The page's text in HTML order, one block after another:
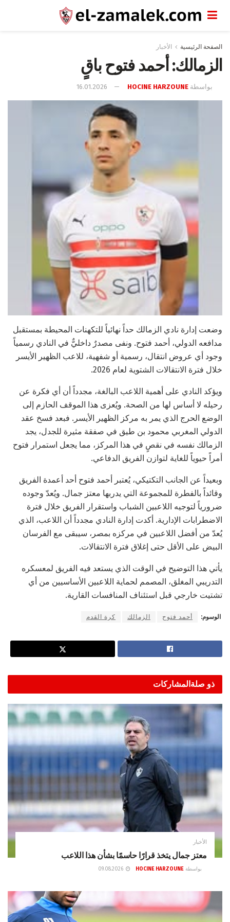
الصفحة الرئيسية الأخبار
الزمالك: أحمد فتوح باقٍ
بواسطة HOCINE HARZOUNE
16.01.2026
وضعت إدارة نادي الزمالك حداً نهائياً للتكهنات المحيطة بمستقبل
مدافعه الدولي، أحمد فتوح. ونفى مصدرٌ داخليٌّ في النادي رسمياً
وجود أي عروض انتقال، رسمية أو شفهية، للاعب الظهير الأيسر
خلال فترة الانتقالات الشتوية لعام 2026.
ويؤكد النادي على أهمية اللاعب البالغة، مجدداً أن أي فكرة عن
رحيله لا أساس لها من الصحة. ويُعزى هذا الموقف الحازم إلى
الوضع الحرج الذي يمر به مركز الظهير الأيسر. فبعد فسخ عقد
الدولي المغربي محمود بن طيق في صفقة مثيرة للجدل، يجد
الزمالك نفسه في نقصٍ في هذا المركز، مما يجعل استمرار فتوح
أمراً حيوياً للغاية لتوازن الفريق الدفاعي.
وبعيداً عن الجانب التكتيكي، يُعتبر أحمد فتوح أحد أعمدة الفريق
وقائداً بالفطرة للمجموعة التي يدربها معتز جمال. ويُعدّ وجوده
ضرورياً لتوجيه اللاعبين الشباب واستقرار الفريق خلال فترة
الاضطرابات الإدارية. أكدت إدارة النادي مجدداً أن اللاعب، الذي
يُعدّ من أفضل اللاعبين في مركزه بمصر، سيبقى مع الفرسان
البيض على الأقل حتى إغلاق فترة الانتقالات.
يأتي هذا التوضيح في الوقت الذي يستعد فيه الفريق لمعسكره
التدريبي المغلق، المصمم لحماية اللاعبين الأساسيين من أي
تشتيت خارجي قبل استئناف المنافسات القارية.
الوسوم: أحمد فتوح الزمالك كرة القدم
ذو صلةالمشاركات
الأخبار
معتز جمال يتخذ قرارًا حاسمًا بشأن هذا اللاعب
بواسطة HOCINE HARZOUNE